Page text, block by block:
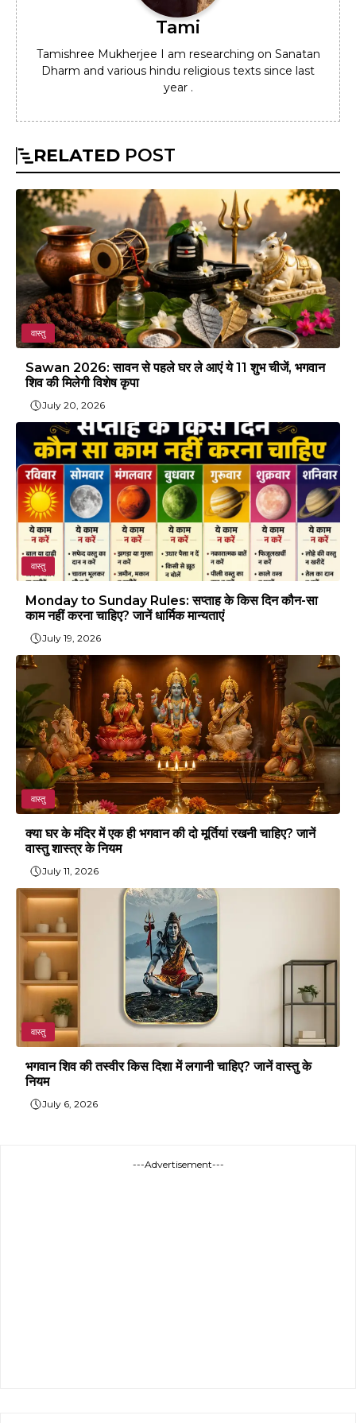
Tami
Tamishree Mukherjee I am researching on Sanatan
Dharm and various hindu religious texts since last
year .
RELATED POST
वास्तु
Sawan 2026: सावन से पहले घर ले आएं ये 11 शुभ चीजें, भगवान
शिव की मिलेगी विशेष कृपा
July 20, 2026
वास्तु
Monday to Sunday Rules: सप्ताह के किस दिन कौन-सा
काम नहीं करना चाहिए? जानें धार्मिक मान्यताएं
July 19, 2026
वास्तु
क्या घर के मंदिर में एक ही भगवान की दो मूर्तियां रखनी चाहिए? जानें
वास्तु शास्त्र के नियम
July 11, 2026
वास्तु
भगवान शिव की तस्वीर किस दिशा में लगानी चाहिए? जानें वास्तु के
नियम
July 6, 2026
---Advertisement---